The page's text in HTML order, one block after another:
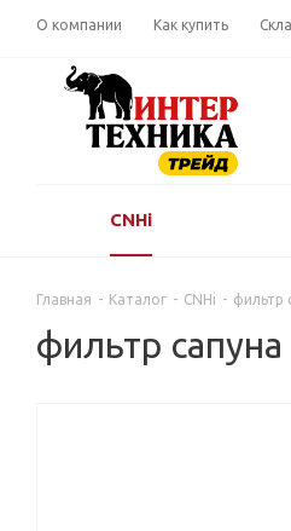
О компании Как купить
CNHi
Главная - Каталог - CNHi - фильтр
фильтр сапуна